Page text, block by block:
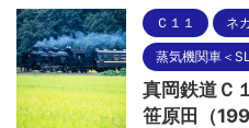
Ｃ１１ ネ
蒸気機関車＜
真岡鉄道Ｃ
笹原田（